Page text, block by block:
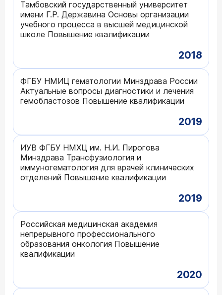
Тамбовский государственный университет
имени Г.Р. Державина Основы организации
учебного процесса в высшей медицинской
школе Повышение квалификации
2018
ФГБУ НМИЦ гематологии Минздрава России
Актуальные вопросы диагностики и лечения
гемобластозов Повышение квалификации
2019
ИУВ ФГБУ НМХЦ им. Н.И. Пирогова
Минздрава Трансфузиология и
иммуногематология для врачей клинических
отделений Повышение квалификации
2019
Российская медицинская академия
непрерывного профессионального
образования онкология Повышение
квалификации
2020